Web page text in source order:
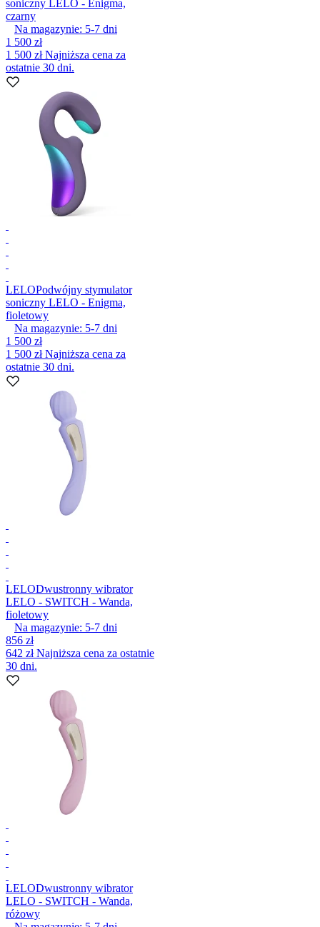
soniczny LELO - Enigma,
czarny
Na magazynie: 5-7 dni
1 500 zł
1 500 złNajniższa cena za
ostatnie 30 dni.
LELOPodwójny stymulator
soniczny LELO - Enigma,
fioletowy
Na magazynie: 5-7 dni
1 500 zł
1 500 złNajniższa cena za
ostatnie 30 dni.
LELODwustronny wibrator
LELO - SWITCH - Wanda,
fioletowy
Na magazynie: 5-7 dni
856 zł
642 złNajniższa cena za ostatnie
30 dni.
LELODwustronny wibrator
LELO - SWITCH - Wanda,
różowy